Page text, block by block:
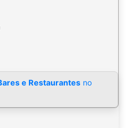
e Restaurantes no